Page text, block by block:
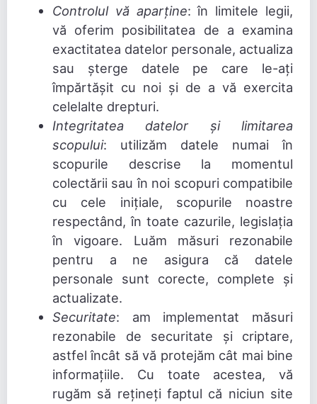
Controlul vă aparține: în limitele legii,
vă oferim posibilitatea de a examina
exactitatea datelor personale, actualiza
sau șterge datele pe care le-ați
împărtășit cu noi și de a vă exercita
celelalte drepturi.
Integritatea datelor și limitarea
scopului: utilizăm datele numai în
scopurile descrise la momentul
colectării sau în noi scopuri compatibile
cu cele inițiale, scopurile noastre
respectând, în toate cazurile, legislația
în vigoare. Luăm măsuri rezonabile
pentru a ne asigura că datele
personale sunt corecte, complete și
actualizate.
Securitate: am implementat măsuri
rezonabile de securitate și criptare,
astfel încât să vă protejăm cât mai bine
informațiile. Cu toate acestea, vă
rugăm să rețineți faptul că niciun site